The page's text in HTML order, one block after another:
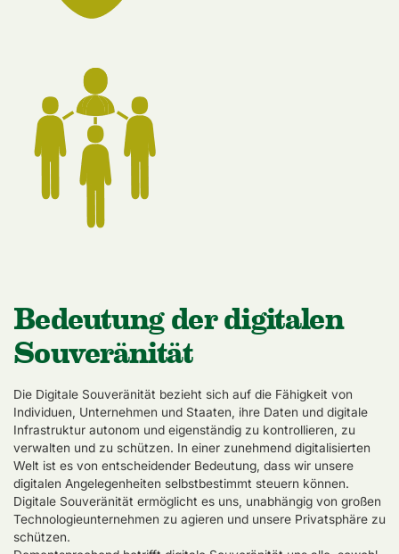
Bedeutung der digitalen
Souveränität
Die Digitale Souveränität bezieht sich auf die Fähigkeit von
Individuen, Unternehmen und Staaten, ihre Daten und digitale
Infrastruktur autonom und eigenständig zu kontrollieren, zu
verwalten und zu schützen. In einer zunehmend digitalisierten
Welt ist es von entscheidender Bedeutung, dass wir unsere
digitalen Angelegenheiten selbstbestimmt steuern können.
Digitale Souveränität ermöglicht es uns, unabhängig von großen
Technologieunternehmen zu agieren und unsere Privatsphäre zu
schützen.